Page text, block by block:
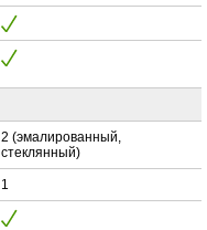
2 (эмалированный,
стеклянный)
1